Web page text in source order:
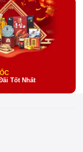
Tốt Nhất